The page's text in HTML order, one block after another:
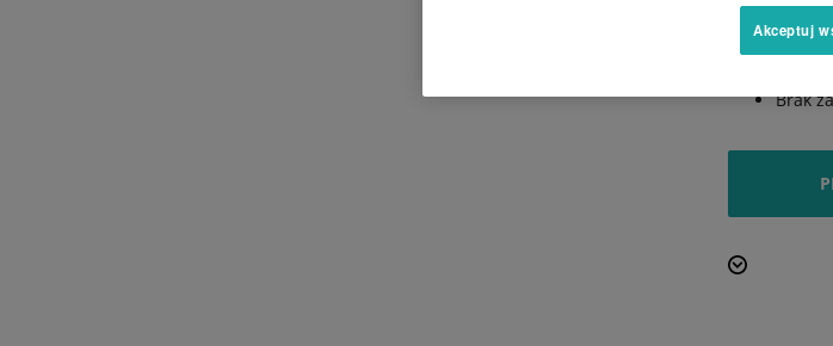
Brak
Akceptuj